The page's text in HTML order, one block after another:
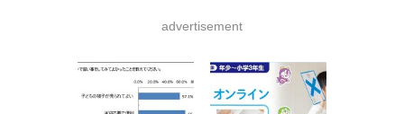
advertisement